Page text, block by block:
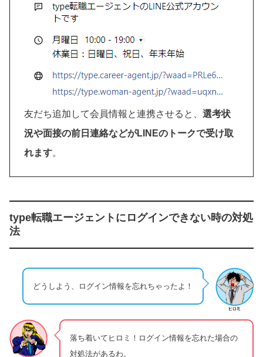
友だち追加して会員情報と連携させると、 選考状
況や面接の前日連絡などがLINEのトークで受け取
れます。
type転職エージェントにログインできない時の対処
法
どうしよう、ログイン情報を忘れちゃったよ！
落ち着いてヒロミ！ログイン情報を忘れた場合の
対処法があるわ。